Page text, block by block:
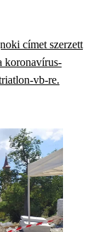
címet szerzett
koronavírus-
vb-re.